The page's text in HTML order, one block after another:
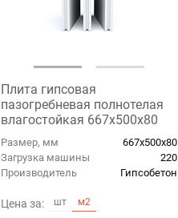
Плита гипсовая
пазогребневая полнотелая
влагостойкая 667х500х80
Гипсобетон
Размер, мм
667х500х80
Загрузка машины
220
Производитель
Гипсобетон
Цена за: шт м2